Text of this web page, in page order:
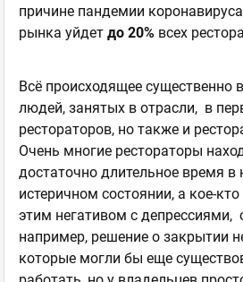
причине пандемии
рынка уйдет до 20% всех
Всё происходящее существенно
людей, занятых в отрасли, в
рестораторов, но также и
Очень многие рестораторы
достаточно длительное время в
истеричном состоянии, а кое-
этим негативом с депрессиями,
например, решение о закрытии
которые могли бы еще